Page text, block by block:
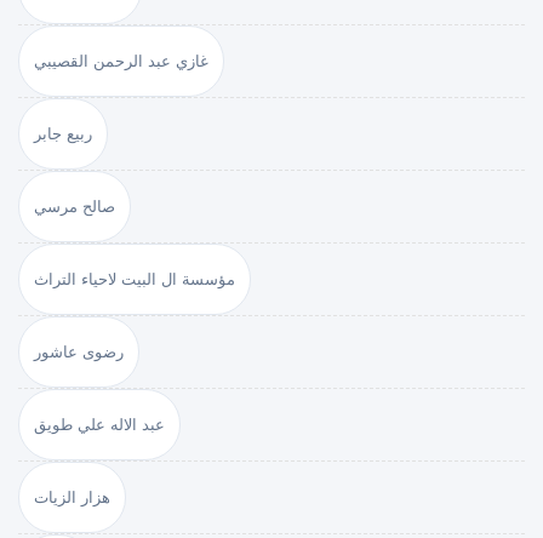
غازي عبد الرحمن القصيبي
ربيع جابر
صالح مرسي
مؤسسة ال البيت لاحياء التراث
رضوى عاشور
عبد الاله علي طويق
هزار الزيات